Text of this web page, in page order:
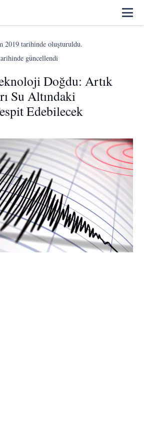
2019tarihinde oluşturuldu.
güncellendi
Doğdu: Artık
Su Altındaki
Edebilecek